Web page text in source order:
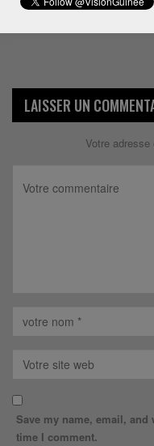
Que le bon dieu
LAISSER UN
Votre
Save my name, email,
time I comment.